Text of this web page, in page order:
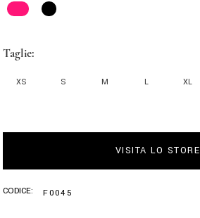
Taglie
XS S M L XL
VISITA LO STORE
CODICE: F0045